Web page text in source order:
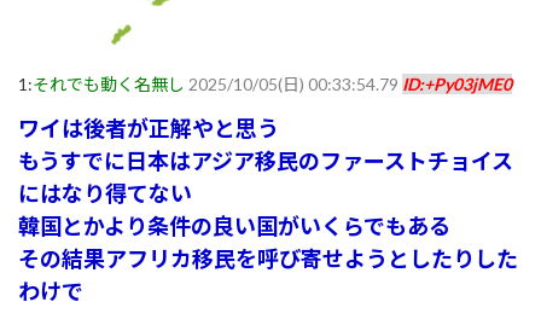
1:それでも動く名無し 2025/10/05(日) 00:33:54.79 ID:+Py03jME0
ワイは後者が正解やと思う
もうすでに日本はアジア移民のファーストチョイス
にはなり得てない
韓国とかより条件の良い国がいくらでもある
その結果アフリカ移民を呼び寄せようとしたりした
わけで